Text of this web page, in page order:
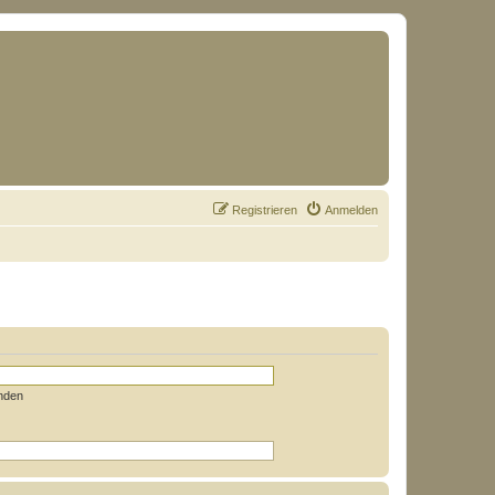
Anmelden
Registrieren